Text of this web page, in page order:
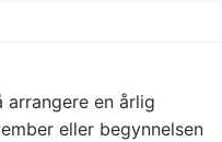
arrangere en årlig
eller begynnelsen